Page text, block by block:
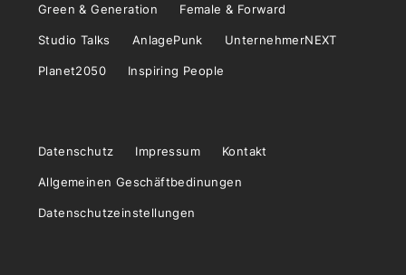
Green & Generation Female & Forward
Studio Talks AnlagePunk UnternehmerNEXT
Planet2050 Inspiring People
Datenschutz Impressum Kontakt
Allgemeinen Geschäftbedinungen
Datenschutzeinstellungen